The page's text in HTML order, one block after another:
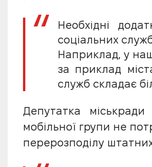
Необхідні
соціальних
Наприклад, у
за приклад
служб складає
Депутатка
мобільної групи не
перерозподілу